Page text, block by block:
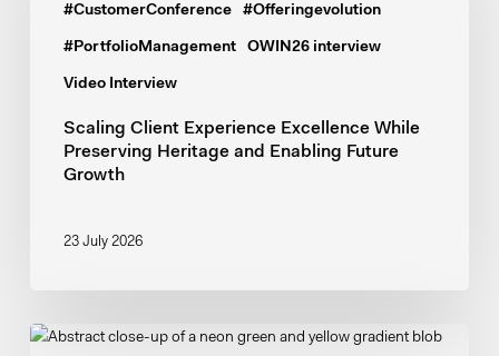
#CustomerConference #Offeringevolution
#PortfolioManagement OWIN26 interview
Video Interview
Excellence
While
Enabling
Future
Scaling Client Experience Excellence While
Preserving Heritage and Enabling Future
Growth
23 July 2026
About